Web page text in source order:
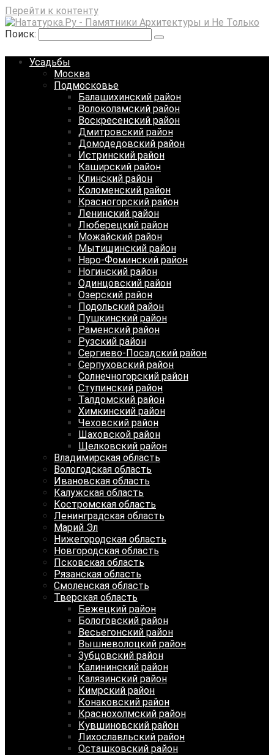
Перейти к контенту
Поиск:
Усадьбы
Москва
Подмосковье
Балашихинский район
Волоколамский район
Воскресенский район
Дмитровский район
Домодедовский район
Истринский район
Каширский район
Клинский район
Коломенский район
Красногорский район
Ленинский район
Люберецкий район
Можайский район
Мытищинский район
Наро-Фоминский район
Ногинский район
Одинцовский район
Озерский район
Подольский район
Пушкинский район
Раменский район
Рузский район
Сергиево-Посадский район
Серпуховский район
Солнечногорский район
Ступинский район
Талдомский район
Химкинский район
Чеховский район
Шаховской район
Щелковский район
Владимирская область
Вологодская область
Ивановская область
Калужская область
Костромская область
Ленинградская область
Марий Эл
Нижегородская область
Новгородская область
Псковская область
Рязанская область
Смоленская область
Тверская область
Бежецкий район
Бологовский район
Весьегонский район
Вышневолоцкий район
Зубцовский район
Калининский район
Калязинский район
Кимрский район
Конаковский район
Краснохолмский район
Кувшиновский район
Лихославльский район
Осташковский район